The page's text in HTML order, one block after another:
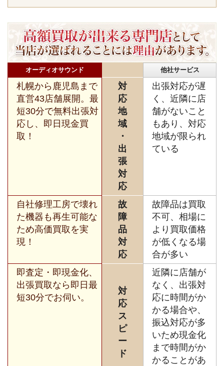
オーディオサウンド 他社サービス
札幌から鹿児島まで
直営43店舗展開。最
短30分で無料出張対
応し、即日現金買
取！
対
応
地
域
・
出
張
対
応
出張対応が遅
く、近隣に店
舗がないこと
もあり、対応
地域が限られ
ている
自社修理工房で壊れ
た機器も再生可能な
ため高価買取を実
現！
故
障
品
対
応
故障品は買取
不可、相場に
より買取価格
が低くなる場
合が多い
即査定・即現金化、
出張買取なら即日最
短30分でお伺い。
対
応
ス
ピ
ー
ド
近隣に店舗が
なく、出張対
応に時間がか
かる場合や、
振込対応が多
いため現金化
まで時間がか
かることがあ